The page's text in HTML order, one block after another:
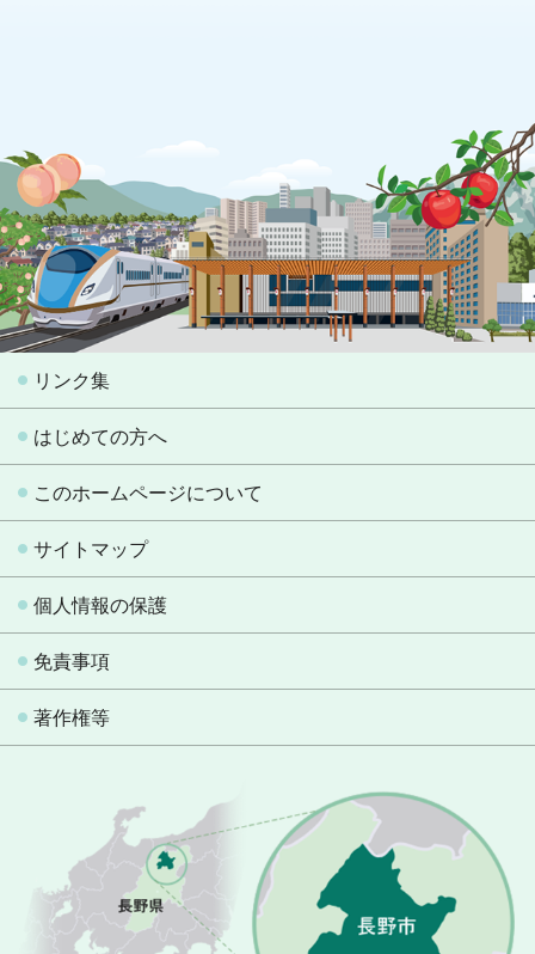
リンク集
はじめての方へ
このホームページについて
サイトマップ
個人情報の保護
免責事項
著作権等